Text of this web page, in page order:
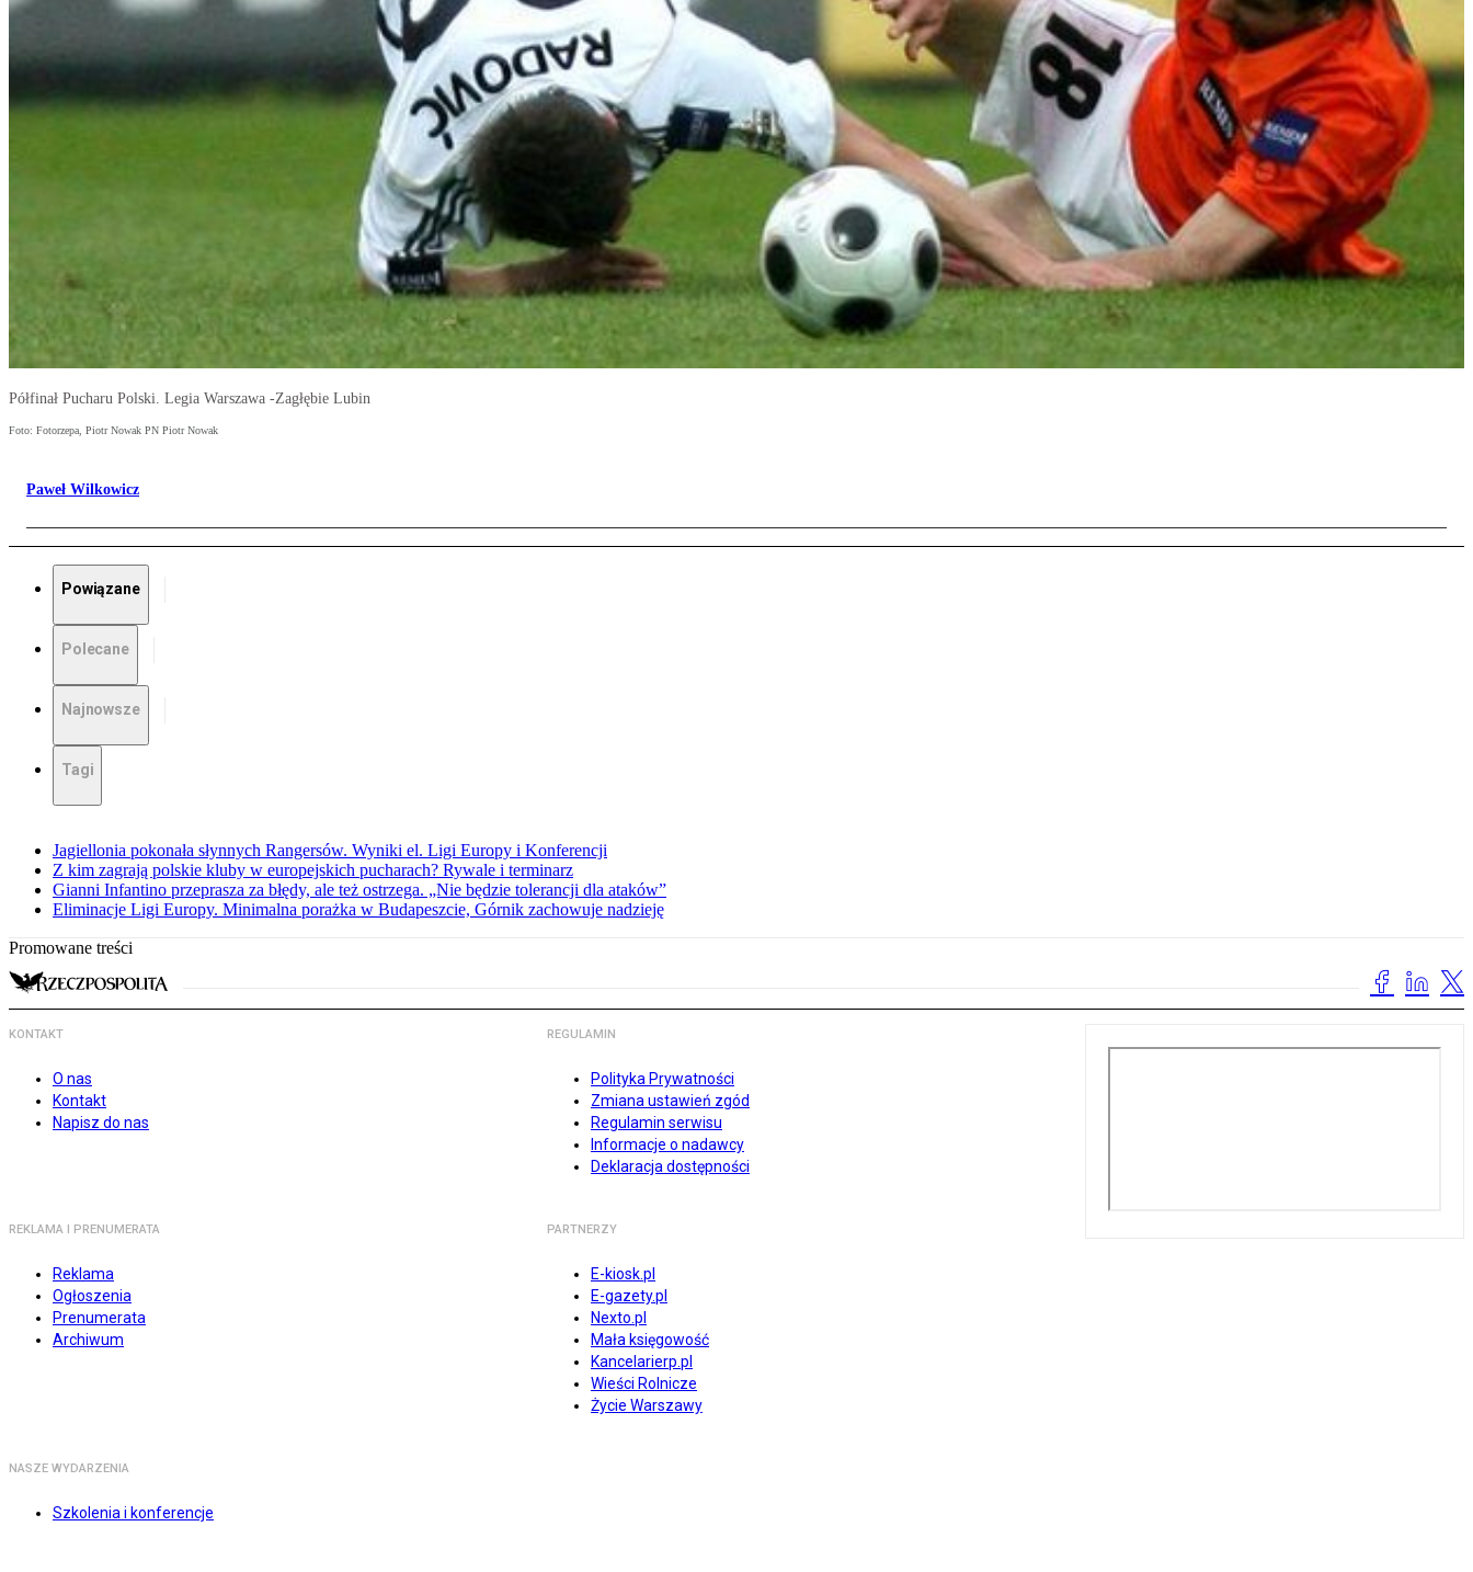
Półfinał Pucharu Polski. Legia Warszawa -Zagłębie Lubin
Foto: Fotorzepa, Piotr Nowak PN Piotr Nowak
Paweł Wilkowicz
Powiązane
Polecane
Najnowsze
Tagi
Jagiellonia pokonała słynnych Rangersów. Wyniki el. Ligi Europy i Konferencji
Z kim zagrają polskie kluby w europejskich pucharach? Rywale i terminarz
Gianni Infantino przeprasza za błędy, ale też ostrzega. „Nie będzie tolerancji dla ataków”
Eliminacje Ligi Europy. Minimalna porażka w Budapeszcie, Górnik zachowuje nadzieję
Promowane treści
KONTAKT
O nas
Kontakt
Napisz do nas
REGULAMIN
Polityka Prywatności
Zmiana ustawień zgód
Regulamin serwisu
Informacje o nadawcy
Deklaracja dostępności
REKLAMA I PRENUMERATA
Reklama
Ogłoszenia
Prenumerata
Archiwum
PARTNERZY
E-kiosk.pl
E-gazety.pl
Nexto.pl
Mała księgowość
Kancelarierp.pl
Wieści Rolnicze
Życie Warszawy
NASZE WYDARZENIA
Szkolenia i konferencje